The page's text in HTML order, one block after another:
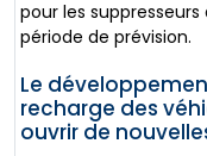
pour les
période de prévision.
Le
recharge des
ouvrir de